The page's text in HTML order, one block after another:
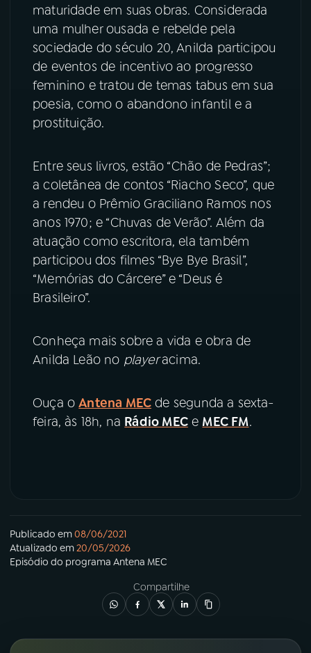
Instagram X
TikTok
maturidade em suas obras. Considerada
uma mulher ousada e rebelde pela
sociedade do século 20, Anilda participou
de eventos de incentivo ao progresso
feminino e tratou de temas tabus em sua
poesia, como o abandono infantil e a
prostituição.
Entre seus livros, estão “Chão de Pedras”;
a coletânea de contos “Riacho Seco”, que
a rendeu o Prêmio Graciliano Ramos nos
anos 1970; e “Chuvas de Verão”. Além da
atuação como escritora, ela também
participou dos filmes “Bye Bye Brasil”,
“Memórias do Cárcere” e “Deus é
Brasileiro”.
Conheça mais sobre a vida e obra de
Anilda Leão no playeracima.
Ouça oAntena MEC de segunda a sexta-
feira, às 18h, na Rádio MECe MEC FM.
Publicado em08/06/2021
Atualizado em20/05/2026
Episódio do programa Antena MEC
Compartilhe